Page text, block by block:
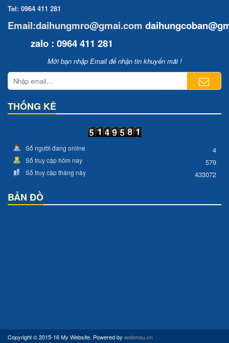
Tel: 0964 411 281
Email:daihungmro@gmai.com daihungcoban
zalo : 0964 411 281
Mời bạn nhập Email để nhận tin khuyến mãi !
THỐNG KÊ
Số người đang online 4
Số truy cập hôm nay 579
Số truy cập tháng này 433072
BẢN ĐỒ
Copyright © 2015-16 My Website. Powered by webmau.vn